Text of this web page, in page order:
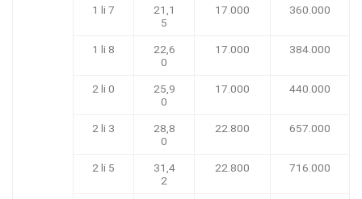
1 li 7
21,1
5
17.000 360.000
1 li 8
22,6
0
17.000 384.000
2 li 0
25,9
0
17.000 440.000
2 li 3
28,8
0
22.800 657.000
2 li 5
31,4
2
22.800 716.000